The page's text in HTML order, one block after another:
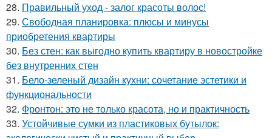
28. Правильный уход - залог красоты волос!
29. Свободная планировка: плюсы и минусы
приобретения квартиры
30. Без стен: как выгодно купить квартиру в новостройке
без внутренних стен
31. Бело-зеленый дизайн кухни: сочетание эстетики и
функциональности
32. Фронтон: это не только красота, но и практичность
33. Устойчивые сумки из пластиковых бутылок: